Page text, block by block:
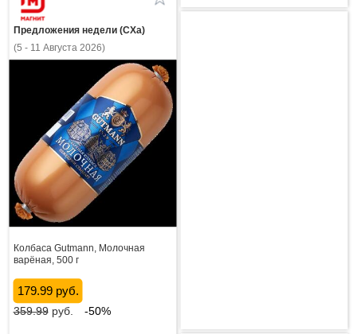
Предложения недели (СХа)
(5 - 11 Августа 2026)
Колбаса Gutmann, Молочная
варёная, 500 г
179.99 руб.
359.99руб. -50%